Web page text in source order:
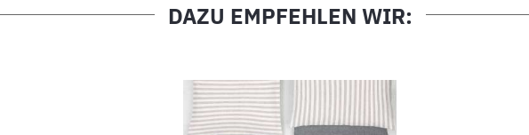
DAZU EMPFEHLEN WIR: